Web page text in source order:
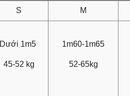
S M
Dưới 1m5
45-52 kg
1m60-1m65
52-65kg